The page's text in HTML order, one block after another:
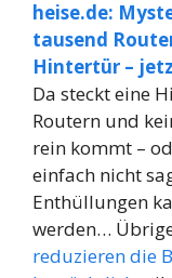
heise.de:
tausend
Hintertür –
Da steckt eine
Routern und
rein kommt –
einfach nicht
Enthüllungen
werden…
reduzieren die